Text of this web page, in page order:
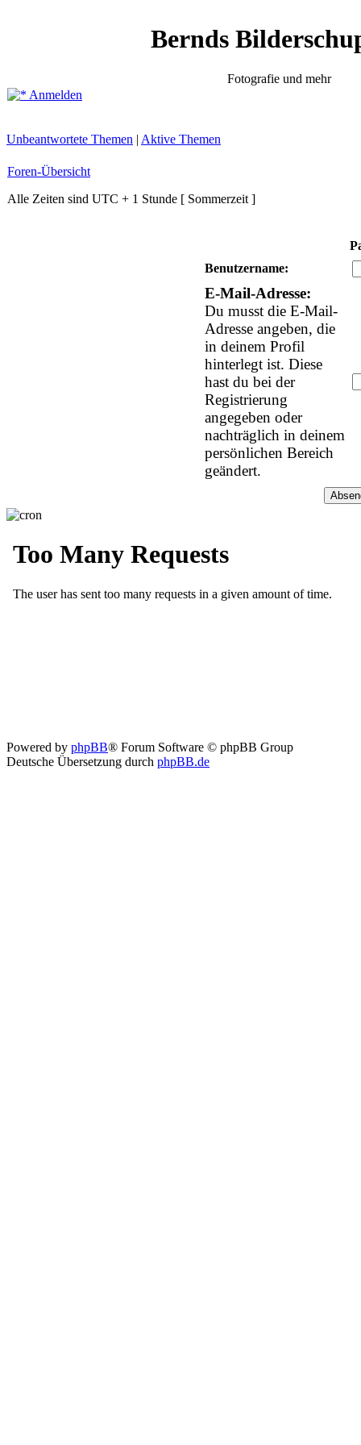
Bernds
Fotografie und mehr
Anmelden
Unbeantwortete Themen | Aktive Themen
Foren-Übersicht
Alle Zeiten sind UTC + 1 Stunde [ Sommerzeit ]
Benutzername:
E-Mail-Adresse:
Du musst die E-Mail-
Adresse angeben, die
in deinem Profil
hinterlegt ist. Diese
hast du bei der
Registrierung
angegeben oder
nachträglich in deinem
persönlichen Bereich
geändert.
Powered by phpBB® Forum Software © phpBB Group
Deutsche Übersetzung durch phpBB.de